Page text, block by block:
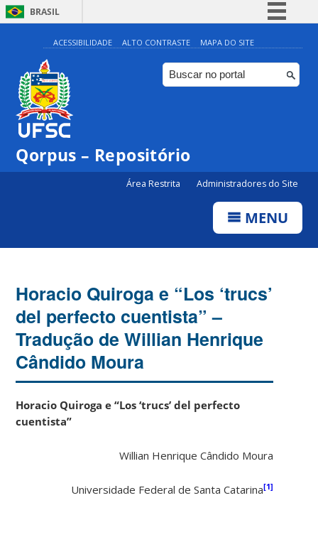
BRASIL
Simplifique!
Comunica BR
Participe
ACESSIBILIDADE ALTO CONTRASTE MAPA DO SITE
Qorpus – Repositório
Área Restrita Administradores do Site
MENU
Horacio Quiroga e “Los ‘trucs’
del perfecto cuentista” –
Tradução de Willian Henrique
Cândido Moura
Horacio Quiroga e “Los ‘trucs’ del perfecto
cuentista”
Willian Henrique Cândido Moura
Universidade Federal de Santa Catarina[1]